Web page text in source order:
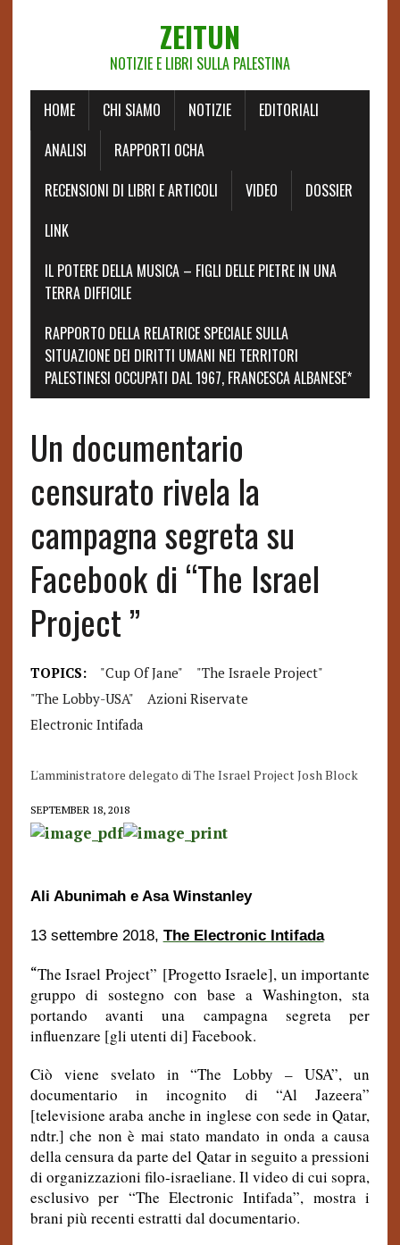
ZEITUN
NOTIZIE E LIBRI SULLA PALESTINA
HOME CHI SIAMO NOTIZIE
EDITORIALI
ANALISI
RAPPORTI OCHA
RECENSIONI DI LIBRI E ARTICOLI
VIDEO
DOSSIER
LINK
IL POTERE DELLA MUSICA – FIGLI DELLE PIETRE IN UNA
TERRA DIFFICILE
RAPPORTO DELLA RELATRICE SPECIALE SULLA
SITUAZIONE DEI DIRITTI UMANI NEI TERRITORI
PALESTINESI OCCUPATI DAL 1967, FRANCESCA ALBANESE*
Un documentario
censurato rivela la
campagna segreta su
Facebook di “The Israel
Project ”
TOPICS: "cup Of Jane"
"The Israele Project"
"the Lobby-USA"
Azioni Riservate
Electronic Intifada
L'amministratore delegato di The Israel Project Josh Block
SEPTEMBER 18, 2018
Ali Abunimah e Asa Winstanley
13 settembre 2018, The Electronic Intifada
“The Israel Project” [Progetto Israele], un importante
gruppo di sostegno con base a Washington, sta
portando avanti una campagna segreta per
influenzare [gli utenti di] Facebook.
Ciò viene svelato in “The Lobby – USA”, un
documentario in incognito di “Al Jazeera”
[televisione araba anche in inglese con sede in Qatar,
ndtr.] che non è mai stato mandato in onda a causa
della censura da parte del Qatar in seguito a pressioni
di organizzazioni filo-israeliane. Il video di cui sopra,
esclusivo per “The Electronic Intifada”, mostra i
brani più recenti estratti dal documentario.